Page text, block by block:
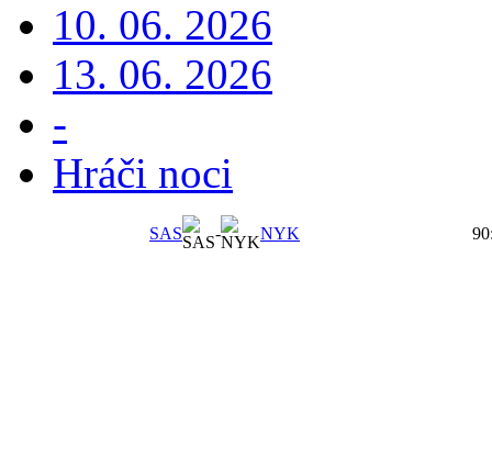
10. 06. 2026
13. 06. 2026
-
Hráči noci
SAS - NYK 90